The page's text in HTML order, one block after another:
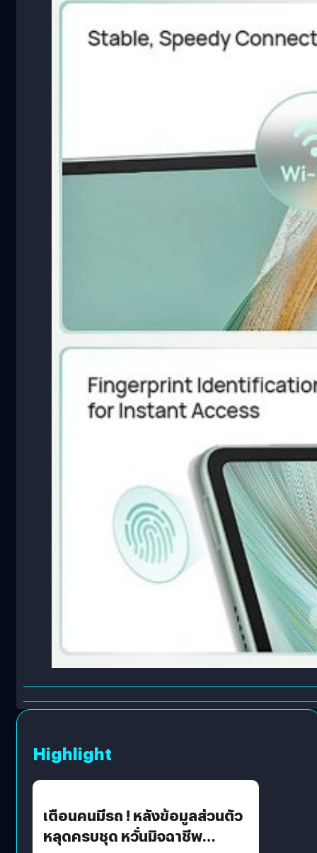
Highlight
เตือนคนมีรถ ! หลังข้อมูลส่วนตัว
หลุดครบชุด หวั่นมิจฉาชีพ